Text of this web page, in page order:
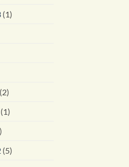
(1)
(5)